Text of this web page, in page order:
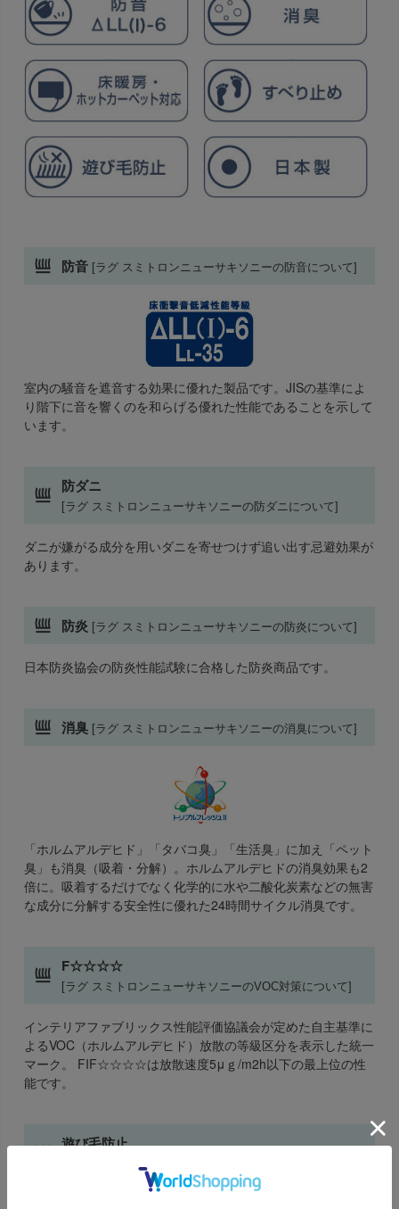
防音 [ラグ スミトロンニューサキソニーの防音について]
室内の騒音を遮音する効果に優れた製品です。JISの基準によ
り階下に音を響くのを和らげる優れた性能であることを示して
います。
防ダニ
[ラグ スミトロンニューサキソニーの防ダニについて]
ダニが嫌がる成分を用いダニを寄せつけず追い出す忌避効果が
あります。
防炎 [ラグ スミトロンニューサキソニーの防炎について]
日本防炎協会の防炎性能試験に合格した防炎商品です。
消臭 [ラグ スミトロンニューサキソニーの消臭について]
「ホルムアルデヒド」「タバコ臭」「生活臭」に加え「ペット
臭」も消臭（吸着・分解）。ホルムアルデヒドの消臭効果も2
倍に。吸着するだけでなく化学的に水や二酸化炭素などの無害
な成分に分解する安全性に優れた24時間サイクル消臭です。
F☆☆☆☆
[ラグ スミトロンニューサキソニーのVOC対策について]
インテリアファブリックス性能評価協議会が定めた自主基準に
よるVOC（ホルムアルデヒド）放散の等級区分を表示した統一
マーク。 FIF☆☆☆☆は放散速度5μｇ/m2h以下の最上位の性
能です。
遊び毛防止
[ラグ スミトロンニューサキソニーの遊び毛防止について]